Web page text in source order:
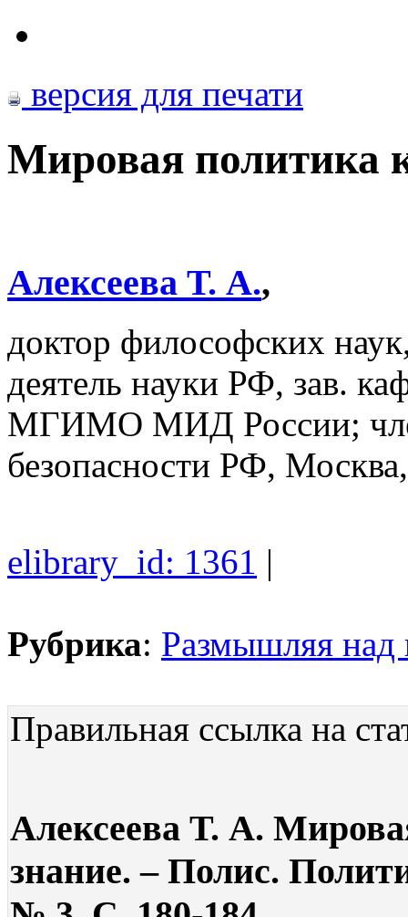
версия для печати
Мировая политика
Алексеева Т. А.,
доктор философских
деятель науки РФ, зав.
МГИМО МИД России;
безопасности РФ,
elibrary_id: 1361 |
Рубрика: Размышляя
Правильная ссылка на
Алексеева Т. А.
знание. – Полис.